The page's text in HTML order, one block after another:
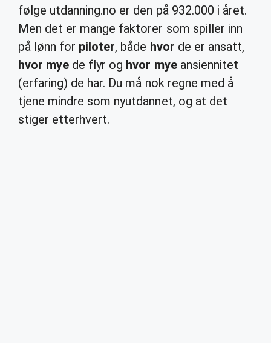
følge utdanning.no er den på 932.000 i året.
Men det er mange faktorer som spiller inn
på lønn for piloter, både hvor de er ansatt,
hvor mye de flyr og hvor myeansiennitet
(erfaring) de har. Du må nok regne med å
tjene mindre som nyutdannet, og at det
stiger etterhvert.